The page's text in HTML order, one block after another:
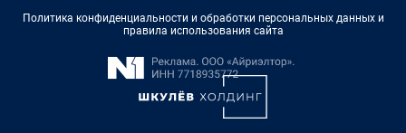
Политика конфиденциальности и обработки персональных данных и
правила использования сайта